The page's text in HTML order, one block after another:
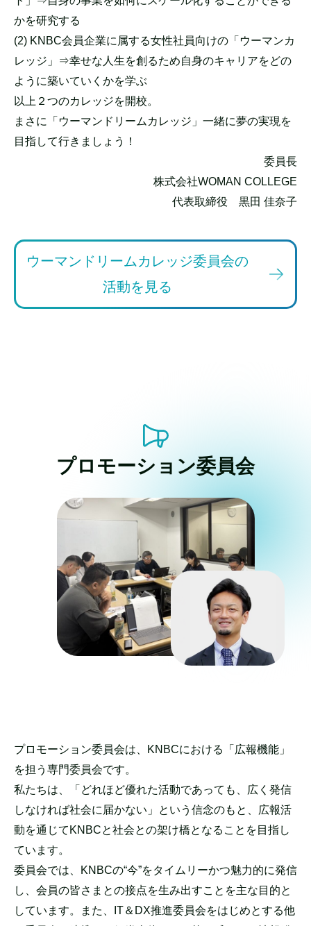
かを研究する
(2) KNBC会員企業に属する女性社員向けの「ウーマンカ
レッジ」⇒幸せな人生を創るため自身のキャリアをどの
ように築いていくかを学ぶ
以上２つのカレッジを開校。
まさに「ウーマンドリームカレッジ」一緒に夢の実現を
目指して行きましょう！
委員長
株式会社WOMAN COLLEGE
代表取締役 黒田 佳奈子
ウーマンドリームカレッジ委員会の
活動を見る
プロモーション委員会
プロモーション委員会は、KNBCにおける「広報機能」
を担う専門委員会です。
私たちは、「どれほど優れた活動であっても、広く発信
しなければ社会に届かない」という信念のもと、広報活
動を通じてKNBCと社会との架け橋となることを目指し
ています。
委員会では、KNBCの“今”をタイムリーかつ魅力的に発信
し、会員の皆さまとの接点を生み出すことを主な目的と
しています。 また、IT＆DX推進委員会をはじめとする他